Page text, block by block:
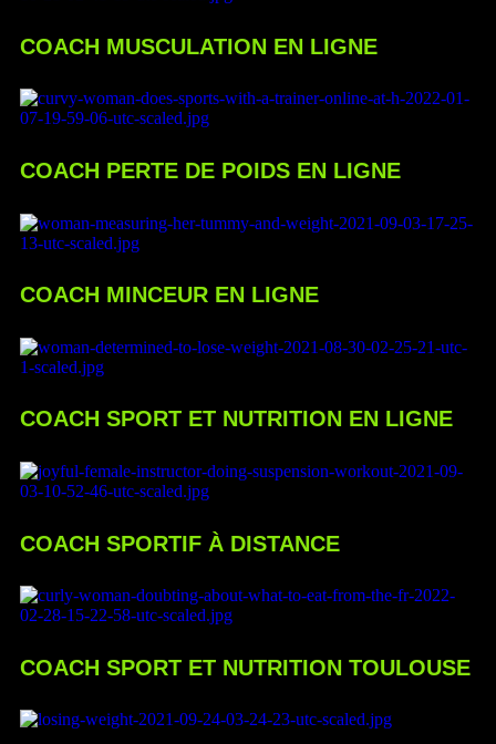
COACH MUSCULATION EN LIGNE
COACH PERTE DE POIDS EN LIGNE
COACH MINCEUR EN LIGNE
COACH SPORT ET NUTRITION EN LIGNE
COACH SPORTIF À DISTANCE
COACH SPORT ET NUTRITION TOULOUSE